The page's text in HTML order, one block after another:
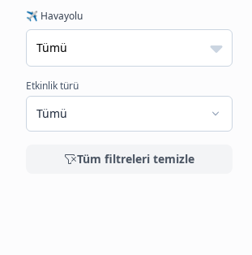
✈️ Havayolu
Etkinlik türü
Tümü
Tüm filtreleri temizle